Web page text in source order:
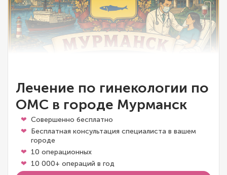
Лечение по гинекологии по
ОМС в городе Мурманск
Совершенно бесплатно
Бесплатная консультация специалиста в вашем
городе
10 операционных
10 000+ операций в год